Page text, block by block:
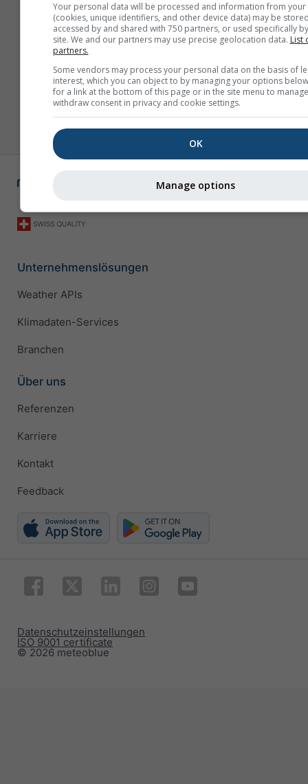
Unternehmenslösungen
Weather APIs
Klimadaten-Services
Branchen
Über uns
Referenzen
Karriere
Kontakt
Feedback
© 2026 meteoblue
ISO 9001 certificate
Datenschutzeinstellungen
Your personal data will be processed and information from your
(cookies, unique identifiers, and other device data) may be
accessed by and shared with 750 partners, or used specifically
site. We and our partners may use precise geolocation data. List
partners.
Some vendors may process your personal data on the basis of
interest, which you can object to by managing your options
for a link at the bottom of this page or in the site menu to
withdraw consent in privacy and cookie settings.
OK
Manage options